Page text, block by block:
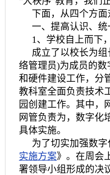
下面，从四个方
一、提高认识、
1、学校自上而下
成立了以校长为
络管理员)为成员的
和硬件建设工作，分
教科室全面负责技术
园创建工作。其中，
网管负责为，数字化
具体实施。
为了切实加强数
实施方案》。在周会
署领导小组形成的决